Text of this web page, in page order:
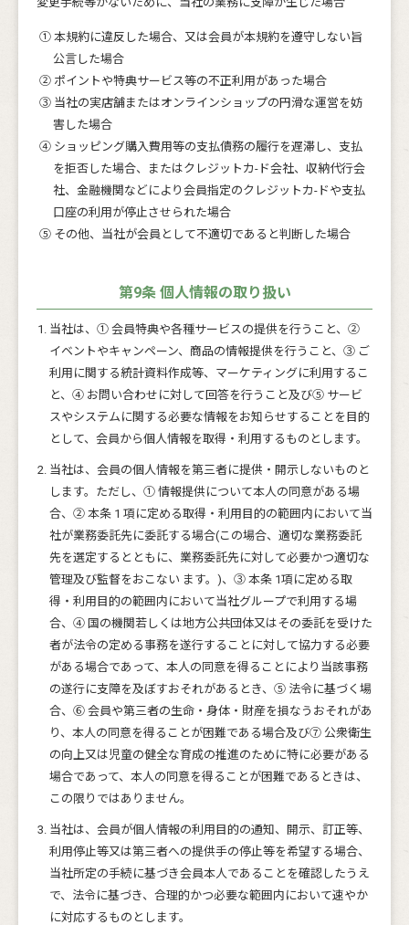
① 本規約に違反した場合、又は会員が本規約を遵守しない旨
公言した場合
② ポイントや特典サービス等の不正利用があった場合
③ 当社の実店舗またはオンラインショップの円滑な運営を妨
害した場合
④ ショッピング購入費用等の支払債務の履行を遅滞し、支払
を拒否した場合、またはクレジットカ-ド会社、収納代行会
社、金融機関などにより会員指定のクレジットカ-ドや支払
口座の利用が停止させられた場合
⑤ その他、当社が会員として不適切であると判断した場合
第9条 個人情報の取り扱い
当社は、① 会員特典や各種サービスの提供を行うこと、②
イベントやキャンペーン、商品の情報提供を行うこと、③ ご
利用に関する統計資料作成等、マーケティングに利用するこ
と、④ お問い合わせに対して回答を行うこと及び⑤ サービ
スやシステムに関する必要な情報をお知らせすることを目的
として、会員から個人情報を取得・利用するものとします。
当社は、会員の個人情報を第三者に提供・開示しないものと
します。ただし、① 情報提供について本人の同意がある場
合、② 本条 1 項に定める取得・利用目的の範囲内において当
社が業務委託先に委託する場合(この場合、適切な業務委託
先を選定するとともに、業務委託先に対して必要かつ適切な
管理及び監督をおこない ます。)、③ 本条 1項に定める取
得・利用目的の範囲内において当社グループで利用する場
合、④ 国の機関若しくは地方公共団体又はその委託を受けた
者が法令の定める事務を遂行することに対して協力する必要
がある場合であって、本人の同意を得ることにより当該事務
の遂行に支障を及ぼすおそれがあるとき、⑤ 法令に基づく場
合、⑥ 会員や第三者の生命・身体・財産を損なうおそれがあ
り、本人の同意を得ることが困難である場合及び⑦ 公衆衛生
の向上又は児童の健全な育成の推進のために特に必要がある
場合であって、本人の同意を得ることが困難であるときは、
この限りではありません。
当社は、会員が個人情報の利用目的の通知、開示、訂正等、
利用停止等又は第三者への提供手の停止等を希望する場合、
当社所定の手続に基づき会員本人であることを確認したうえ
で、法令に基づき、合理的かつ必要な範囲内において速やか
に対応するものとします。